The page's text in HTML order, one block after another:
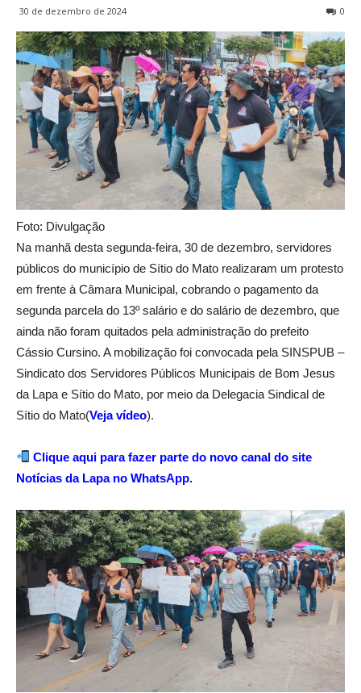
30 de dezembro de 2024 0
Foto: Divulgação
Na manhã desta segunda-feira, 30 de dezembro, servidores
públicos do município de Sítio do Mato realizaram um protesto
em frente à Câmara Municipal, cobrando o pagamento da
segunda parcela do 13º salário e do salário de dezembro, que
ainda não foram quitados pela administração do prefeito
Cássio Cursino. A mobilização foi convocada pela SINSPUB –
Sindicato dos Servidores Públicos Municipais de Bom Jesus
da Lapa e Sítio do Mato, por meio da Delegacia Sindical de
Sítio do Mato(Veja vídeo).
Clique aqui para fazer parte do novo canal do site
Notícias da Lapa no WhatsApp.